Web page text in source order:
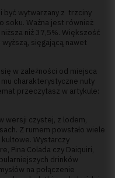
być wytwarzany z trzciny
soku. Ważna jest również
niż 37,5%. Większość
sięgającą nawet
w zależności od miejsca
charakterystyczne nuty
przeczytasz w artykule:
wersji czystej, z lodem,
Z rumem powstało wiele
Wystarczy
Pina Colada czy Daiquiri,
drinków
na połączenie